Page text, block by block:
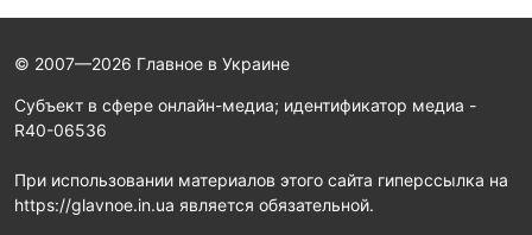
© 2007—2026 Главное в Украине
Субъект в сфере онлайн-медиа; идентификатор медиа -
R40-06536
При использовании материалов этого сайта гиперссылка на
https://glavnoe.in.ua является обязательной.